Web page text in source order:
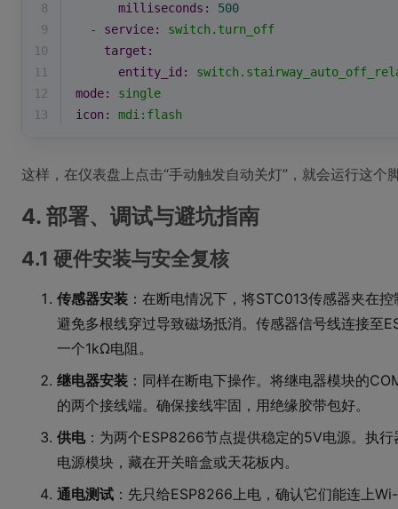
8
milliseconds:
500
9
- service:
switch.turn_off
10
target:
11
entity_id:
12
mode:
single
13
icon: mdi:flash
这样，在仪表盘上点击“手动触发自动关灯”，就会运行这个
4. 部署、调试与避坑指南
4.1 硬件安装与安全复核
传感器安装 ：在断电情况下，将STC013传感器夹在
避免多根线穿过导致磁场抵消。传感器信号线连接至
一个1kΩ电阻。
继电器安装 ：同样在断电下操作。将继电器模块的
的两个接线端。确保接线牢固，用绝缘胶带包好。
供电：为两个ESP8266节点提供稳定的5V电源。执
电源模块，藏在开关暗盒或天花板内。
通电测试 ：先只给ESP8266上电，确认它们能连上